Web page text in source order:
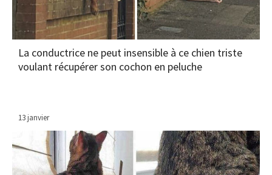
La conductrice ne peut insensible à ce chien triste
voulant récupérer son cochon en peluche
13 janvier